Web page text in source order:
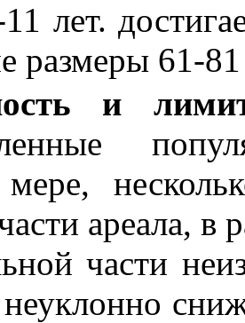
лет.
размеры 61-
и
ареала,
части